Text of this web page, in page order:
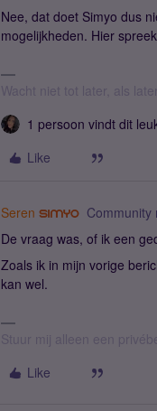
Nee, dat doet Simyo dus
mogelijkheden. Hier
Wacht niet tot later, als
1 persoon vindt dit
Like
Seren Community
De vraag was, of ik een
Zoals ik in mijn vorige
kan wel.
Stuur mij alleen een
Like